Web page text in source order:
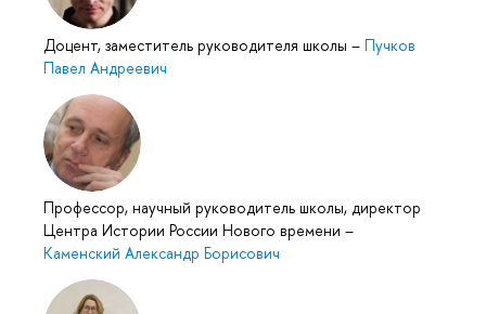
Доцент, заместитель руководителя школы – Пучков
Павел Андреевич
Профессор, научный руководитель школы, директор
Центра Истории России Нового времени –
Каменский Александр Борисович